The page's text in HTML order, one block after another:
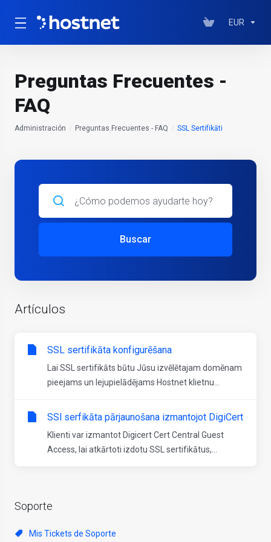
EUR
Preguntas Frecuentes -
FAQ
Administración Preguntas Frecuentes - FAQ SSL Sertifikāti
Soporte
Mis Tickets de Soporte
Buscar
Artículos
SSL sertifikāta konfigurēšana
Lai SSL sertifikāts būtu Jūsu izvēlētajam domēnam
pieejams un lejupielādējams Hostnet klietnu...
SSl serfikāta pārjaunošana izmantojot DigiCert
Klienti var izmantot Digicert Cert Central Guest
Access, lai atkārtoti izdotu SSL sertifikātus,...